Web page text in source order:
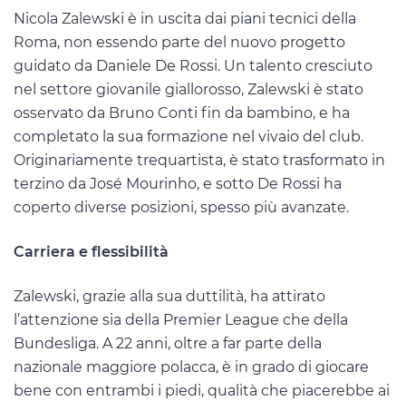
Nicola Zalewski è in uscita dai piani tecnici della
Roma, non essendo parte del nuovo progetto
guidato da Daniele De Rossi. Un talento cresciuto
nel settore giovanile giallorosso, Zalewski è stato
osservato da Bruno Conti fin da bambino, e ha
completato la sua formazione nel vivaio del club.
Originariamente trequartista, è stato trasformato in
terzino da José Mourinho, e sotto De Rossi ha
coperto diverse posizioni, spesso più avanzate.
Carriera e flessibilità
Zalewski, grazie alla sua duttilità, ha attirato
l’attenzione sia della Premier League che della
Bundesliga. A 22 anni, oltre a far parte della
nazionale maggiore polacca, è in grado di giocare
bene con entrambi i piedi, qualità che piacerebbe ai